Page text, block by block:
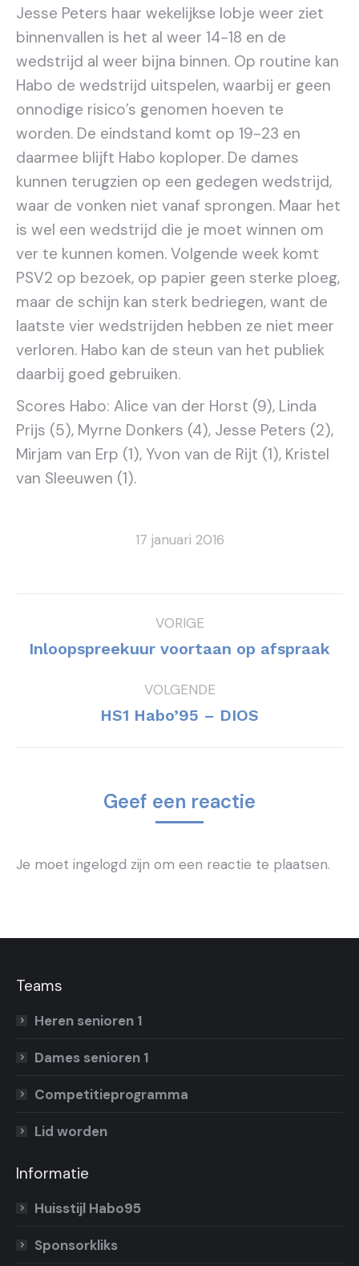
Jesse Peters haar wekelijkse lobje weer ziet
binnenvallen is het al weer 14-18 en de
wedstrijd al weer bijna binnen. Op routine kan
Habo de wedstrijd uitspelen, waarbij er geen
onnodige risico’s genomen hoeven te
worden. De eindstand komt op 19-23 en
daarmee blijft Habo koploper. De dames
kunnen terugzien op een gedegen wedstrijd,
waar de vonken niet vanaf sprongen. Maar het
is wel een wedstrijd die je moet winnen om
ver te kunnen komen. Volgende week komt
PSV2 op bezoek, op papier geen sterke ploeg,
maar de schijn kan sterk bedriegen, want de
laatste vier wedstrijden hebben ze niet meer
verloren. Habo kan de steun van het publiek
daarbij goed gebruiken.
Scores Habo: Alice van der Horst (9), Linda
Prijs (5), Myrne Donkers (4), Jesse Peters (2),
Mirjam van Erp (1), Yvon van de Rijt (1), Kristel
van Sleeuwen (1).
17 januari 2016
navigatie
VORIGE
Vorig
Inloopspreekuur voortaan op afspraak
VOLGENDE
Volgend
HS1 Habo’95 – DIOS
Geef een reactie
Je moet ingelogd zijn om een reactie te plaatsen.
Teams
Heren senioren 1
Dames senioren 1
Competitieprogramma
Lid worden
Informatie
Huisstijl Habo95
Sponsorkliks